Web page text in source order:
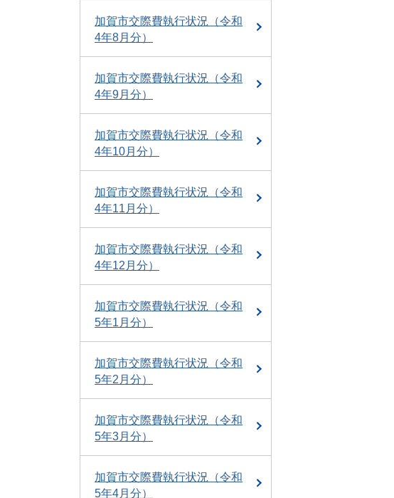
加賀市交際費執行状況（令和
4年8月分）
加賀市交際費執行状況（令和
4年9月分）
加賀市交際費執行状況（令和
4年10月分）
加賀市交際費執行状況（令和
4年11月分）
加賀市交際費執行状況（令和
4年12月分）
加賀市交際費執行状況（令和
5年1月分）
加賀市交際費執行状況（令和
5年2月分）
加賀市交際費執行状況（令和
5年3月分）
加賀市交際費執行状況（令和
5年4月分）